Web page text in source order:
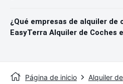
¿Qué empresas de alquiler de
EasyTerra Alquiler de Coches
Página de inicio Alquiler